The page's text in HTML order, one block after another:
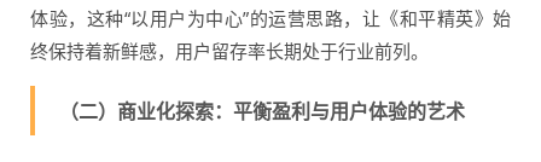
体验，这种“以用户为中心”的运营思路，让《和平精英》始
终保持着新鲜感，用户留存率长期处于行业前列。
（二）商业化探索：平衡盈利与用户体验的艺术